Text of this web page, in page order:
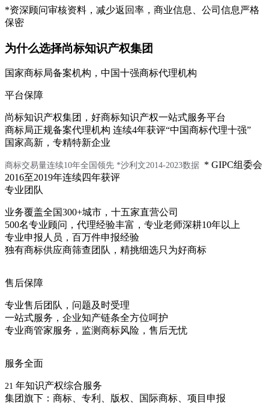
*资深顾问审核资料，减少返回率，商业信息、公司信息严格
保密
为什么选择尚标知识产权集团
国家商标局备案机构，中国十强商标代理机构
平台保障
尚标知识产权集团，好商标知识产权一站式服务平台
商标局正规备案代理机构 连续4年获评“中国商标代理十强”
国家高新，专精特新企业
商标交易量连续10年全国领先 *沙利文2014-2023数据 * GIPC组委会
2016至2019年连续四年获评
专业团队
业务覆盖全国300+城市，十五家直营公司
500名专业顾问，代理经验丰富，专业老师深耕10年以上
专业申报人员，百万件申报经验
独有商标供应商筛查团队，精挑细选只为好商标
售后保障
专业售后团队，问题及时受理
一站式服务，企业知产链条全方位呵护
专业商管家服务，监测商标风险，售后无忧
服务全面
21 年知识产权综合服务
集团旗下：商标、专利、版权、国际商标、项目申报